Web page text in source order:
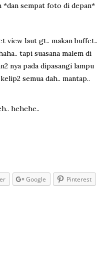
*dan sempat foto di depan*
view laut gt.. makan buffet..
tapi suasana malem di
nya pada dipasangi lampu
semua dah.. mantap..
hehehe..
Google Pinterest